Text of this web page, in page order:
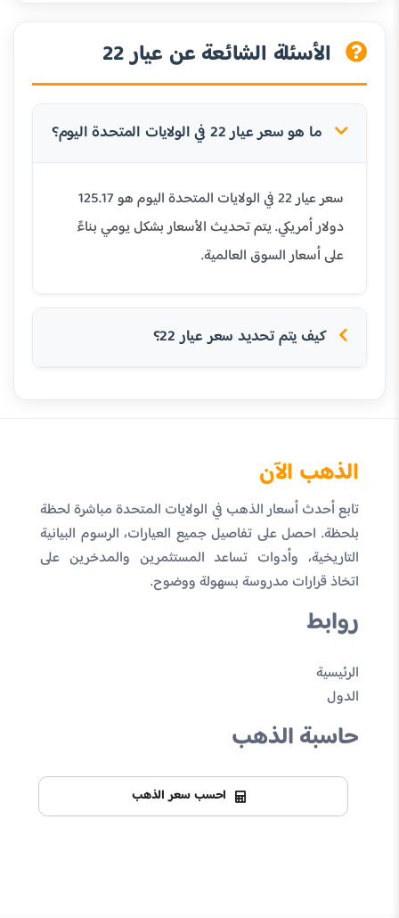
الأسئلة الشائعة عن عيار 22
ما هو سعر عيار 22 في الولايات المتحدة اليوم؟
سعر عيار 22 في الولايات المتحدة اليوم هو 125.17
دولار أمريكي. يتم تحديث الأسعار بشكل يومي بناءً
على أسعار السوق العالمية.
كيف يتم تحديد سعر عيار 22؟
الذهب الآن
تابع أحدث أسعار الذهب في الولايات المتحدة مباشرة لحظة
بلحظة. احصل على تفاصيل جميع العيارات، الرسوم البيانية
التاريخية، وأدوات تساعد المستثمرين والمدخرين على
اتخاذ قرارات مدروسة بسهولة ووضوح.
روابط
الرئيسية
الدول
حاسبة الذهب
احسب سعر الذهب